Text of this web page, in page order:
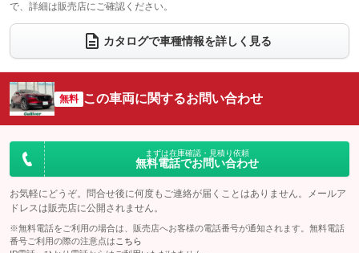
ウォークスルー
：装備なし
電動リアゲート フロントカメラ
：装備なし
：装備なし ：装備あり
サイドカメラ
：装備なし ルーフレール
：装備なし
：装備なし
：装備なし
で、詳細は販売店にご確認ください。
カタログで車種情報を詳しく見る
無料 この車両に関するお問い合わせ
まずは在庫確認・見積り依頼
無料電話でお問い合わせ
お気軽にどうぞ。問合せ後に何度もご連絡が届くことはありません。メールア
ドレスは販売店に公開されません。
※無料電話をご利用の場合は、販売店へお客様の電話番号が通知されます。無料電話
番号ご利用の際の注意点は こちら